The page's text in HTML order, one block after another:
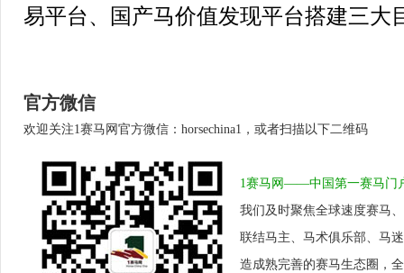
易平台、国产马价值发现平台搭建三大
官方微信
欢迎关注1赛马网官方微信：horsechina1，或者扫描以下二维码
1赛马网——中国第一赛马门
我们及时聚焦全球速度赛马
联结马主、马术俱乐部、马
造成熟完善的赛马生态圈，